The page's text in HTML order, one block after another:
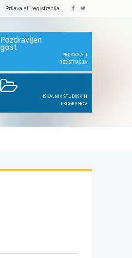
Prijava ali registracija
Pozdravljen
gost
PRIJAVA ALI
REGISTRACIJA
ISKALNIK ŠTUDIJSKIH
PROGRAMOV